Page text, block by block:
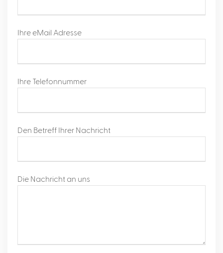
Ihre eMail Adresse
Ihre Telefonnummer
Den Betreff Ihrer Nachricht
Die Nachricht an uns